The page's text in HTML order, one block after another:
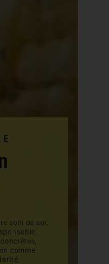
soin de soi,
comme